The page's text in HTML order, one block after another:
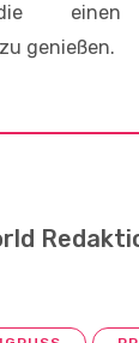
die einen
genießen.